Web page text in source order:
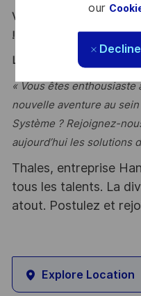
our
Decline
Vous vous reconnaissez ?
!
LE MOT DE L’EQUIPE
« Vous êtes enthousiaste
nouvelle aventure au
Système ? Rejoignez-
aujourd’hui les solutions
Thales, entreprise
tous les talents. La
atout. Postulez et
Explore Location